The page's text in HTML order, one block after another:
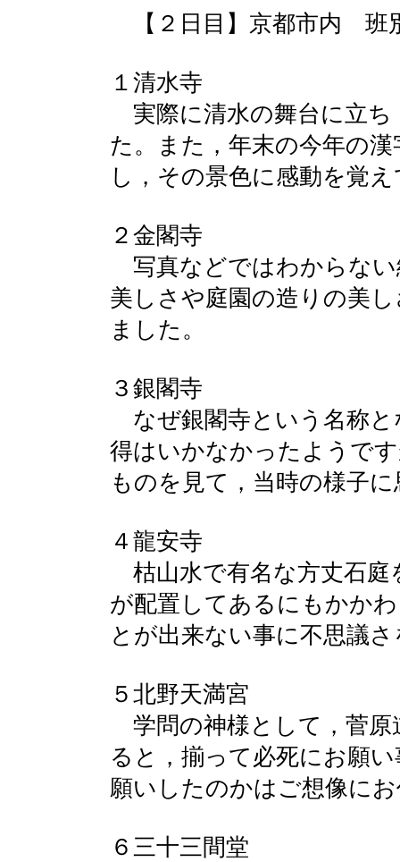
【２日目】京都市内 班
１清水寺
実際に清水の舞台に立ち
た。また，年末の今年の
し，その景色に感動を覚
２金閣寺
写真などではわからな
美しさや庭園の造りの美
ました。
３銀閣寺
なぜ銀閣寺という名称と
得はいかなかったようで
ものを見て，当時の様子
４龍安寺
枯山水で有名な方丈石庭
が配置してあるにもかか
とが出来ない事に不思議
５北野天満宮
学問の神様として，菅原
ると，揃って必死にお願
願いしたのかはご想像に
６三十三間堂